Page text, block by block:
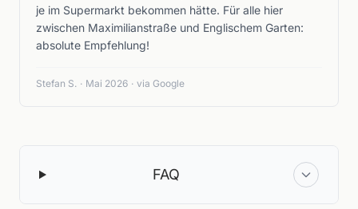
je im Supermarkt bekommen hätte. Für alle hier
zwischen Maximilianstraße und Englischem Garten:
absolute Empfehlung!
Stefan S. · Mai 2026 · via Google
FAQ